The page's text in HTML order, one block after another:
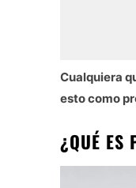
Cualquiera
esto como
¿QUÉ ES